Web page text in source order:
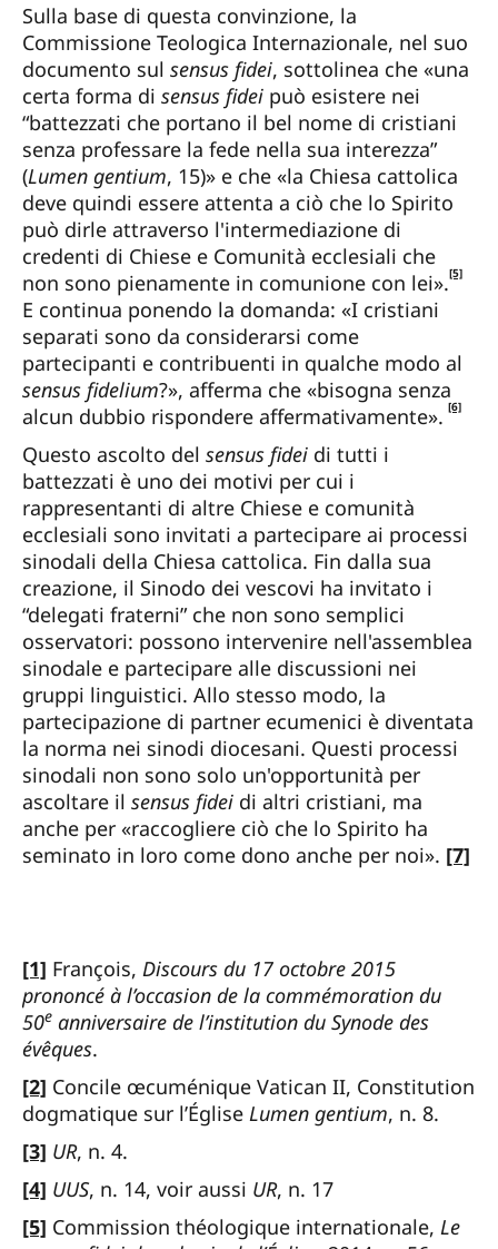
Sulla base di questa convinzione, la
Commissione Teologica Internazionale, nel suo
documento sul sensus fidei, sottolinea che «una
certa forma di sensus fidei può esistere nei
“battezzati che portano il bel nome di cristiani
senza professare la fede nella sua interezza”
(Lumen gentium, 15)» e che «la Chiesa cattolica
deve quindi essere attenta a ciò che lo Spirito
può dirle attraverso l'intermediazione di
credenti di Chiese e Comunità ecclesiali che
non sono pienamente in comunione con lei».[5]
E continua ponendo la domanda: «I cristiani
separati sono da considerarsi come
partecipanti e contribuenti in qualche modo al
sensus fidelium?», afferma che «bisogna senza
alcun dubbio rispondere affermativamente». [6]
Questo ascolto del sensus fidei di tutti i
battezzati è uno dei motivi per cui i
rappresentanti di altre Chiese e comunità
ecclesiali sono invitati a partecipare ai processi
sinodali della Chiesa cattolica. Fin dalla sua
creazione, il Sinodo dei vescovi ha invitato i
“delegati fraterni” che non sono semplici
osservatori: possono intervenire nell'assemblea
sinodale e partecipare alle discussioni nei
gruppi linguistici. Allo stesso modo, la
partecipazione di partner ecumenici è diventata
la norma nei sinodi diocesani. Questi processi
sinodali non sono solo un'opportunità per
ascoltare il sensus fidei di altri cristiani, ma
anche per «raccogliere ciò che lo Spirito ha
seminato in loro come dono anche per noi». [7]
[1] François, Discours du 17 octobre 2015
prononcé à l’occasion de la commémoration du
50e anniversaire de l’institution du Synode des
évêques.
[2] Concile œcuménique Vatican II, Constitution
dogmatique sur l’Église Lumen gentium, n. 8.
[3] UR, n. 4.
[4] UUS, n. 14, voir aussi UR, n. 17
[5] Commission théologique internationale, Le